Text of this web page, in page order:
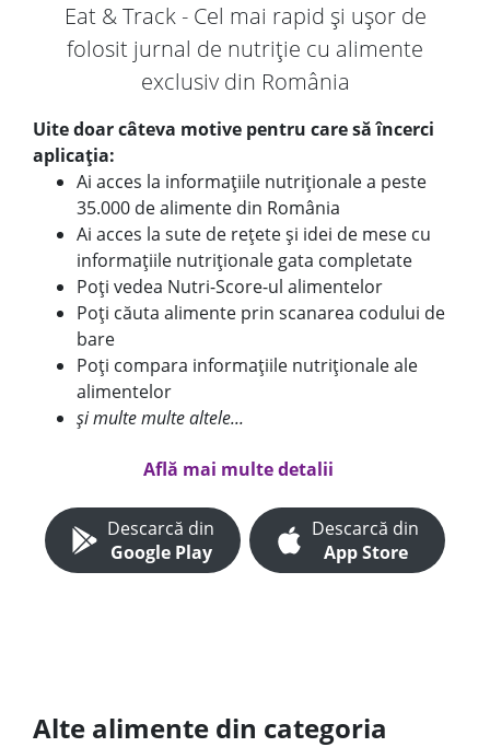
Eat & Track - Cel mai rapid și ușor de
folosit jurnal de nutriție cu alimente
exclusiv din România
Uite doar câteva motive pentru care să încerci
aplicația:
Ai acces la informațiile nutriționale a peste
35.000 de alimente din România
Ai acces la sute de rețete și idei de mese cu
informațiile nutriționale gata completate
Poți vedea Nutri-Score-ul alimentelor
Poți căuta alimente prin scanarea codului de
bare
Poți compara informațiile nutriționale ale
alimentelor
și multe multe altele...
Află mai multe detalii
Descarcă din
Google Play
Descarcă din
App Store
Alte alimente din categoria